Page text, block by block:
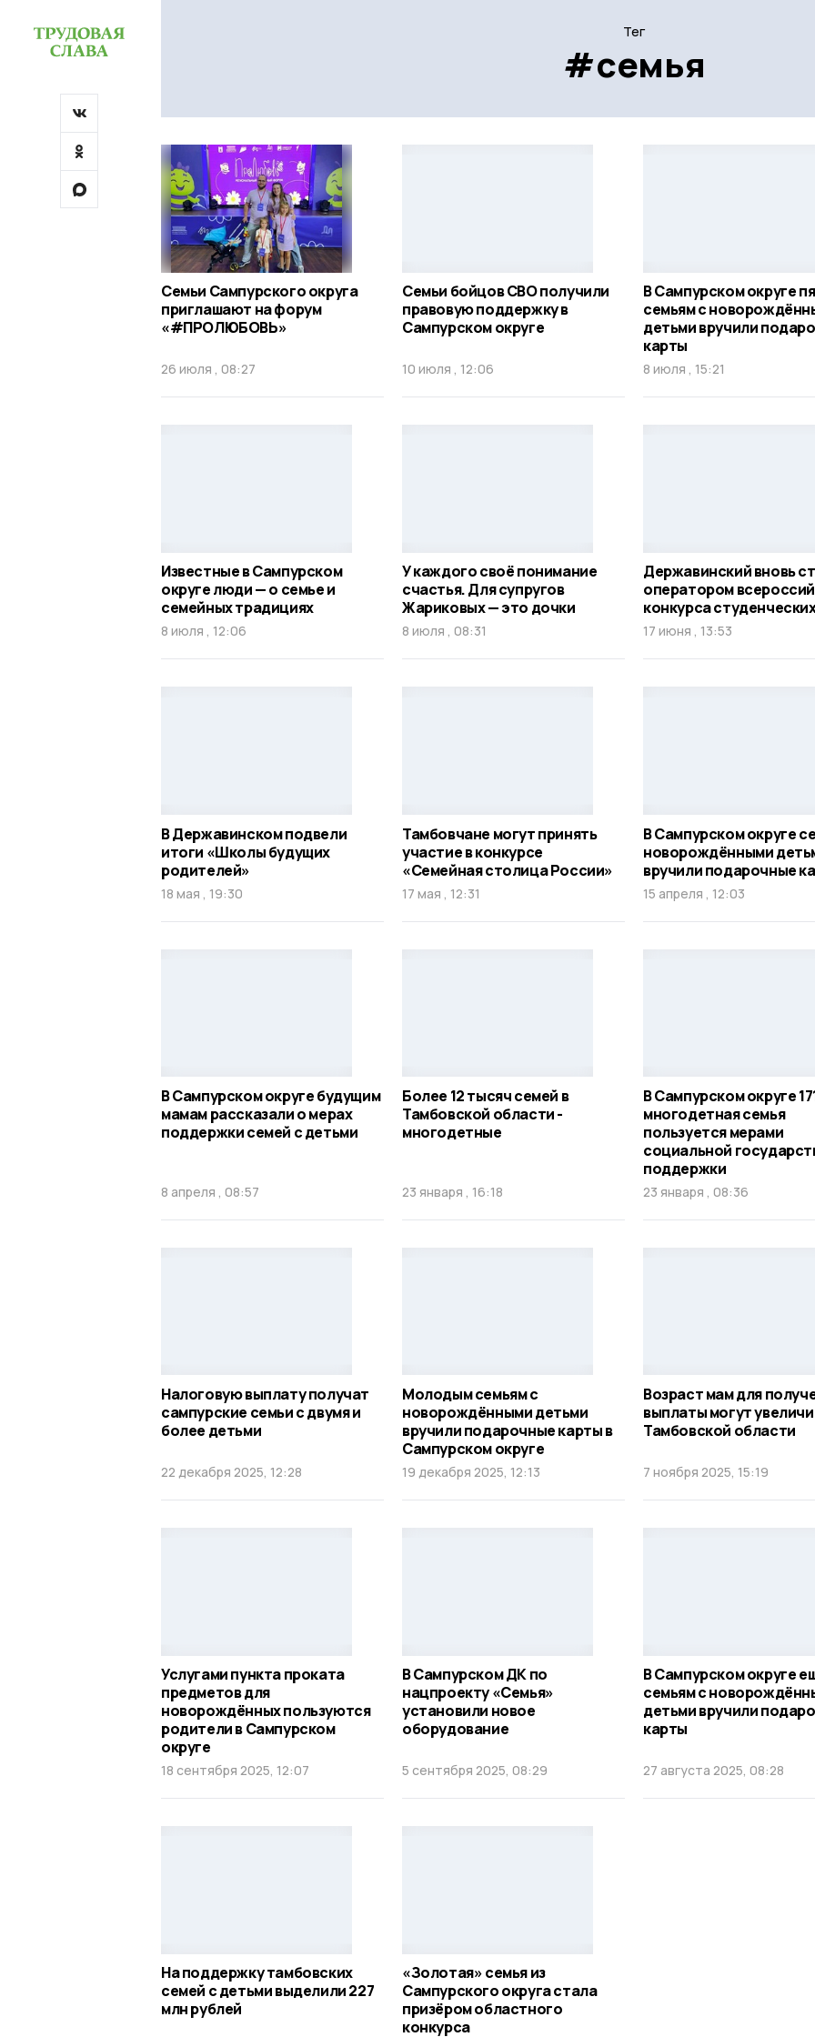
Тег
#семья
Семьи Сампурского округа
приглашают на форум
«#ПРOЛЮБОВЬ»
26 июля , 08:27
Семьи бойцов СВО получили
правовую поддержку в
Сампурском округе
10 июля , 12:06
В Сампурском округе
семьям с
детьми вручили
карты
8 июля , 15:21
Известные в Сампурском
округе люди — о семье и
семейных традициях
8 июля , 12:06
У каждого своё понимание
счастья. Для супругов
Жариковых — это дочки
8 июля , 08:31
Державинский вновь
оператором
конкурса
17 июня , 13:53
В Державинском подвели
итоги «Школы будущих
родителей»
18 мая , 19:30
Тамбовчане могут принять
участие в конкурсе
«Семейная столица России»
17 мая , 12:31
В Сампурском округе
новорождёнными
вручили подарочные
15 апреля , 12:03
В Сампурском округе будущим
мамам рассказали о мерах
поддержки семей с детьми
8 апреля , 08:57
Более 12 тысяч семей в
Тамбовской области -
многодетные
23 января , 16:18
В Сампурском округе
многодетная семья
пользуется мерами
социальной
поддержки
23 января , 08:36
Налоговую выплату получат
сампурские семьи с двумя и
более детьми
22 декабря 2025, 12:28
Молодым семьям с
новорождёнными детьми
вручили подарочные карты в
Сампурском округе
19 декабря 2025, 12:13
Возраст мам для
выплаты могут
Тамбовской области
7 ноября 2025, 15:19
Услугами пункта проката
предметов для
новорождённых пользуются
родители в Сампурском
округе
18 сентября 2025, 12:07
В Сампурском ДК по
нацпроекту «Семья»
установили новое
оборудование
5 сентября 2025, 08:29
В Сампурском округе
семьям с
детьми вручили
карты
27 августа 2025, 08:28
На поддержку тамбовских
семей с детьми выделили 227
млн рублей
«Золотая» семья из
Сампурского округа стала
призёром областного
конкурса